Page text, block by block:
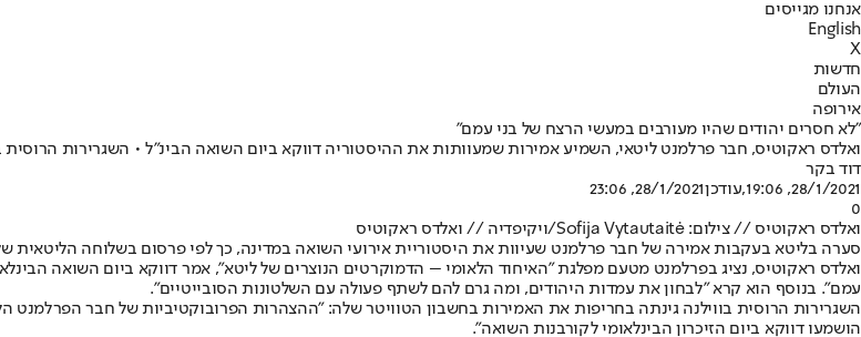
אנחנו מגייסים
English
X
חדשות
העולם
אירופה
"לא חסרים יהודים שהיו מעורבים במעשי הרצח של בני עמם"
ואלדס ראקוטיס, חבר פרלמנט ליטאי, השמיע אמירות שמעוותות את ההיסטוריה דווקא ביום השואה הבינ"ל • השגרירות הרוסית
דוד בקר
28/1/2021, 19:06
,עודכן28/1/2021, 23:06
0
ואלדס ראקוטיס // צילום: Sofija Vytautaitė/ויקיפדיה // ואלדס ראקוטיס
סערה בליטא בעקבות אמירה של חבר פרלמנט שעיוות את היסטוריית אירועי השואה במדינה, כך לפי פרסום בשלוחה הליטאית
ואלדס ראקוטיס, נציג בפרלמנט מטעם מפלגת "האיחוד הלאומי – הדמוקרטים הנוצרים של ליטא", אמר דווקא ביום השואה
עמם". בנוסף הוא קרא "לבחון את עמדות היהודים, ומה גרם להם לשתף פעולה עם השלטונות הסובייטיים".
השגרירות הרוסית בווילנה גינתה בחריפות את האמירות בחשבון הטוויטר שלה: "ההצהרות הפרובוקטיביות של חבר
הושמעו דווקא ביום הזיכרון הבינלאומי לקורבנות השואה".